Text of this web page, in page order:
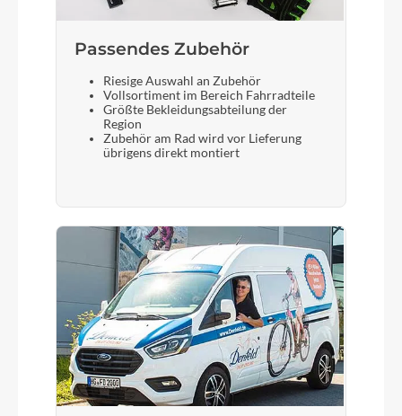
Passendes Zubehör
Riesige Auswahl an Zubehör
Vollsortiment im Bereich Fahrradteile
Größte Bekleidungsabteilung der
Region
Zubehör am Rad wird vor Lieferung
übrigens direkt montiert